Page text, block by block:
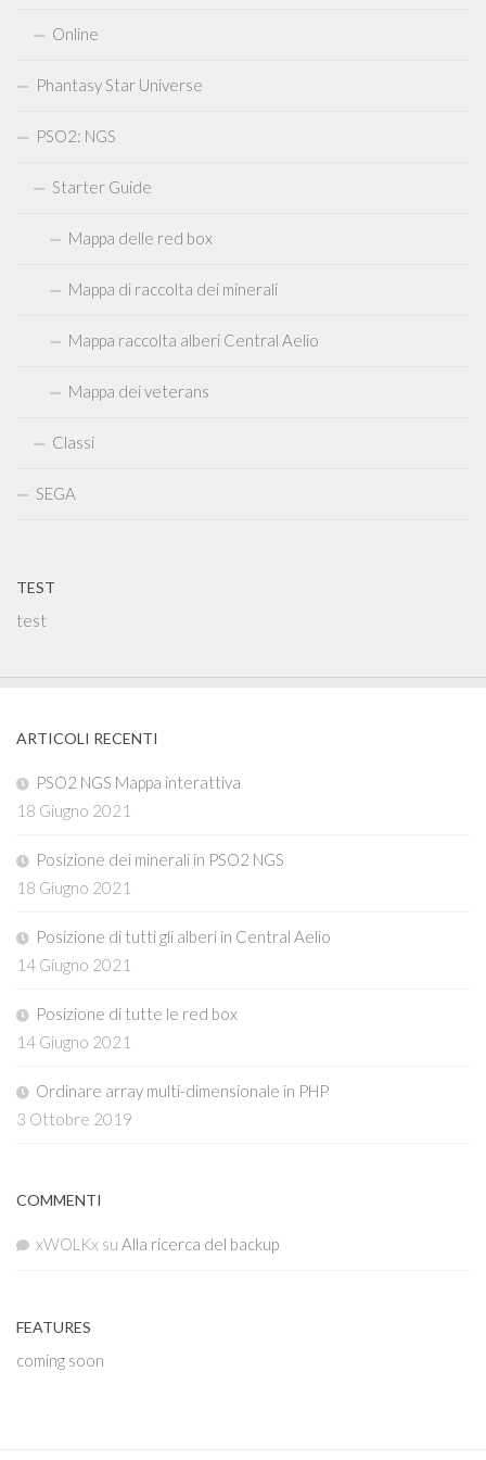
Online
Phantasy Star Universe
PSO2: NGS
Starter Guide
Mappa delle red box
Mappa di raccolta dei minerali
Mappa raccolta alberi Central Aelio
Mappa dei veterans
Classi
SEGA
TEST
test
ARTICOLI RECENTI
PSO2 NGS Mappa interattiva
18 Giugno 2021
Posizione dei minerali in PSO2 NGS
18 Giugno 2021
Posizione di tutti gli alberi in Central Aelio
14 Giugno 2021
Posizione di tutte le red box
14 Giugno 2021
Ordinare array multi-dimensionale in PHP
3 Ottobre 2019
COMMENTI
xWOLKx su Alla ricerca del backup
FEATURES
coming soon